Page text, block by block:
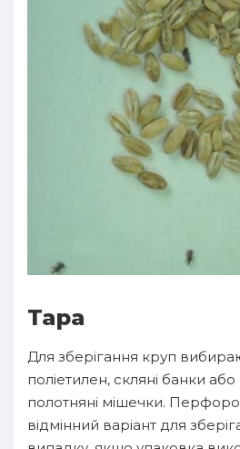
Тара
Для зберігання круп
поліетилен, скляні банки
полотняні мішечки.
відмінний варіант для